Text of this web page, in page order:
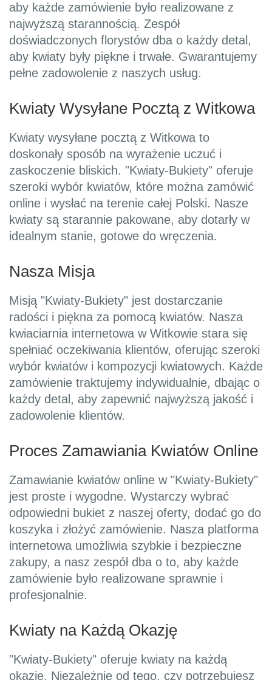
aby każde zamówienie było realizowane z
najwyższą starannością. Zespół
doświadczonych florystów dba o każdy detal,
aby kwiaty były piękne i trwałe. Gwarantujemy
pełne zadowolenie z naszych usług.
Kwiaty Wysyłane Pocztą z Witkowa
Kwiaty wysyłane pocztą z Witkowa to
doskonały sposób na wyrażenie uczuć i
zaskoczenie bliskich. "Kwiaty-Bukiety" oferuje
szeroki wybór kwiatów, które można zamówić
online i wysłać na terenie całej Polski. Nasze
kwiaty są starannie pakowane, aby dotarły w
idealnym stanie, gotowe do wręczenia.
Nasza Misja
Misją "Kwiaty-Bukiety" jest dostarczanie
radości i piękna za pomocą kwiatów. Nasza
kwiaciarnia internetowa w Witkowie stara się
spełniać oczekiwania klientów, oferując szeroki
wybór kwiatów i kompozycji kwiatowych. Każde
zamówienie traktujemy indywidualnie, dbając o
każdy detal, aby zapewnić najwyższą jakość i
zadowolenie klientów.
Proces Zamawiania Kwiatów Online
Zamawianie kwiatów online w "Kwiaty-Bukiety"
jest proste i wygodne. Wystarczy wybrać
odpowiedni bukiet z naszej oferty, dodać go do
koszyka i złożyć zamówienie. Nasza platforma
internetowa umożliwia szybkie i bezpieczne
zakupy, a nasz zespół dba o to, aby każde
zamówienie było realizowane sprawnie i
profesjonalnie.
Kwiaty na Każdą Okazję
"Kwiaty-Bukiety" oferuje kwiaty na każdą
okazję. Niezależnie od tego, czy potrzebujesz